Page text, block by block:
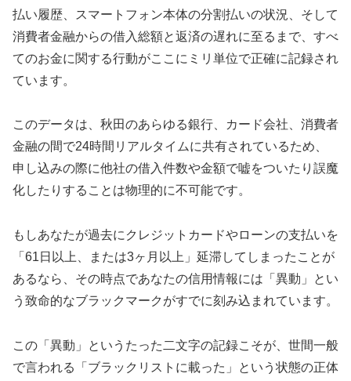
払い履歴、スマートフォン本体の分割払いの状況、そして
消費者金融からの借入総額と返済の遅れに至るまで、すべ
てのお金に関する行動がここにミリ単位で正確に記録され
ています。
このデータは、秋田のあらゆる銀行、カード会社、消費者
金融の間で24時間リアルタイムに共有されているため、
申し込みの際に他社の借入件数や金額で嘘をついたり誤魔
化したりすることは物理的に不可能です。
もしあなたが過去にクレジットカードやローンの支払いを
「61日以上、または3ヶ月以上」延滞してしまったことが
あるなら、その時点であなたの信用情報には「異動」とい
う致命的なブラックマークがすでに刻み込まれています。
この「異動」というたった二文字の記録こそが、世間一般
で言われる「ブラックリストに載った」という状態の正体